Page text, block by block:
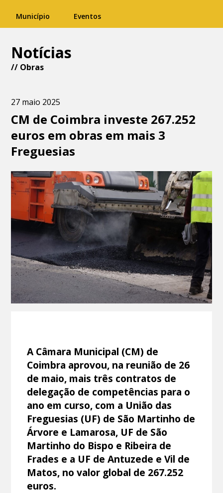
Município Eventos
Notícias
// Obras
27 maio 2025
CM de Coimbra investe 267.252
euros em obras em mais 3
Freguesias
A Câmara Municipal (CM) de
Coimbra aprovou, na reunião de 26
de maio, mais três contratos de
delegação de competências para o
ano em curso, com a União das
Freguesias (UF) de São Martinho de
Árvore e Lamarosa, UF de São
Martinho do Bispo e Ribeira de
Frades e a UF de Antuzede e Vil de
Matos, no valor global de 267.252
euros.